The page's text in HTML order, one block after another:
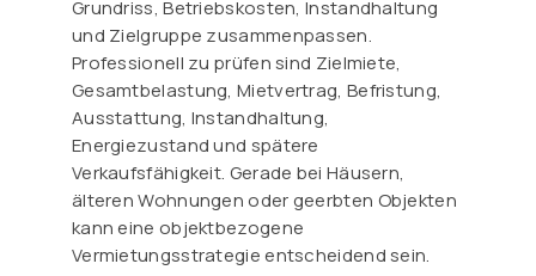
Grundriss, Betriebskosten, Instandhaltung
und Zielgruppe zusammenpassen.
Professionell zu prüfen sind Zielmiete,
Gesamtbelastung, Mietvertrag, Befristung,
Ausstattung, Instandhaltung,
Energiezustand und spätere
Verkaufsfähigkeit. Gerade bei Häusern,
älteren Wohnungen oder geerbten Objekten
kann eine objektbezogene
Vermietungsstrategie entscheidend sein.